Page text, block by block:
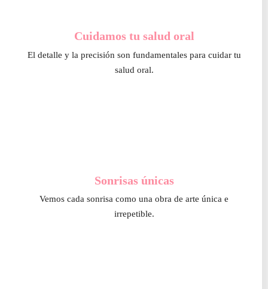
Cuidamos tu salud oral
El detalle y la precisión son fundamentales para cuidar tu
salud oral.
Sonrisas únicas
Vemos cada sonrisa como una obra de arte única e
irrepetible.